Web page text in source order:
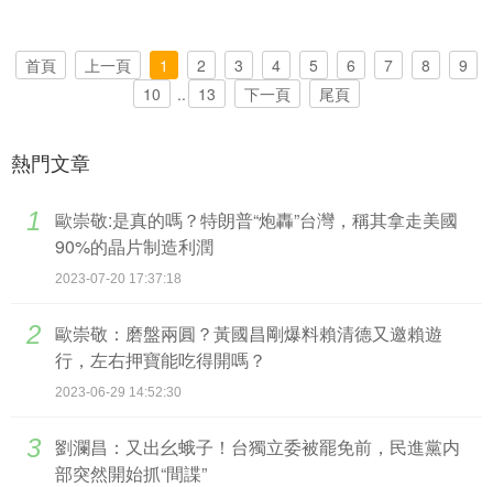
首頁 上一頁 1 2 3 4 5 6 7 8
9
10
.. 13 下一頁 尾頁
熱門文章
歐崇敬:是真的嗎？特朗普“炮轟”台灣，稱其拿走美國
90%的晶片制造利潤
2023-07-20 17:37:18
1
歐崇敬：磨盤兩圓？黃國昌剛爆料賴清德又邀賴遊
行，左右押寶能吃得開嗎？
2023-06-29 14:52:30
2
劉瀾昌：又出幺蛾子！台獨立委被罷免前，民進黨内
部突然開始抓“間諜”
3